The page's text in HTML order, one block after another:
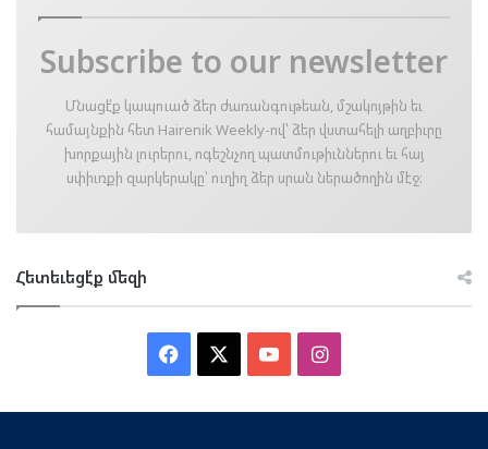
Subscribe to our newsletter
Մնացէ՛ք կապուած ձեր ժառանգութեան, մշակոյթին եւ
համայնքին հետ Hairenik Weekly-ով՝ ձեր վստահելի աղբիւրը
խորքային լուրերու, ոգեշնչող պատմութիւններու եւ հայ
սփիւռքի զարկերակը՝ ուղիղ ձեր սրան ներածողին մէջ։
Հետեւեցէ՛ք մեզի
Facebook YouTubeInstagram